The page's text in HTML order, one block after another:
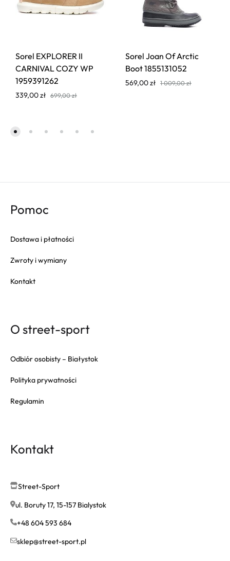
Sorel EXPLORER II
CARNIVAL COZY WP
1959391262
339,00zł 699,00zł
Sorel Joan Of Arctic
Boot 1855131052
569,00zł 1 009,00zł
Pomoc
Dostawa i płatności
Zwroty i wymiany
Kontakt
O street-sport
Odbiór osobisty – Białystok
Polityka prywatności
Regulamin
Kontakt
Street-Sport
ul. Boruty 17, 15-157 Bialystok
+48 604 593 684
sklep@street-sport.pl